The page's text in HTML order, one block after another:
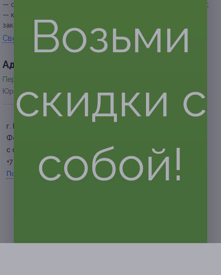
— служба доставки работает с 09:00 до 23:00 ежедневно;
— купон необходимо предъявить курьеру при получении
заказа.
Свернуть
Адресa
Перейти на сайт партнера
Юридическая информация о партнёре
г. Брянск, пр.
Федюнинского, д. 16
с 09:00 до 23:00 ежедневно
+7 (953) 271-61-48
Показать номер телефона
Возьми
скидки с
собой!